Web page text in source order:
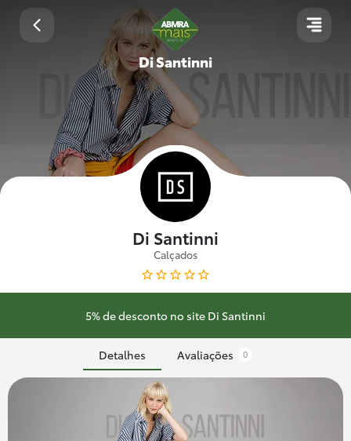
Di Santinni
Di Santinni
Calçados
5% de desconto no site Di Santinni
Detalhes Avaliações 0